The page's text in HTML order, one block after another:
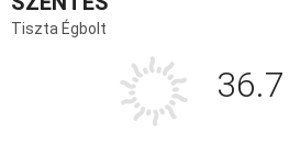
Tiszta Égbolt
36.7